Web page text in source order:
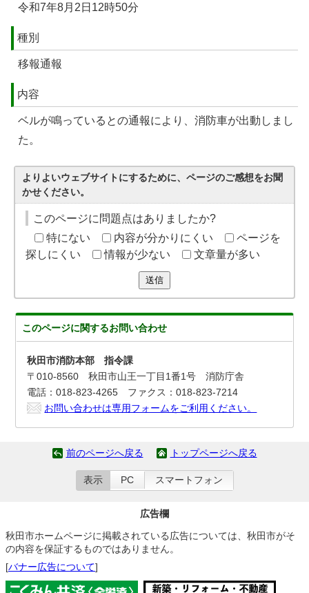
令和7年8月2日12時50分
種別
移報通報
内容
ベルが鳴っているとの通報により、消防車が出動しまし
た。
よりよいウェブサイトにするために、ページのご感想をお聞
かせください。
このページに問題点はありましたか?
特にない
内容が分かりにくい
ページを
探しにくい
情報が少ない 文章量が多い
送信
このページに関するお問い合わせ
秋田市消防本部 指令課
〒010-8560 秋田市山王一丁目1番1号 消防庁舎
電話：018-823-4265 ファクス：018-823-7214
お問い合わせは専用フォームをご利用ください。
前のページへ戻る トップページへ戻る
表示 PC スマートフォン
広告欄
秋田市ホームページに掲載されている広告については、秋田市がそ
の内容を保証するものではありません。
[バナー広告について]